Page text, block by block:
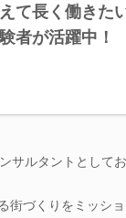
て長く働きた
者が活躍中！
サルタントとして
街づくりをミッシ